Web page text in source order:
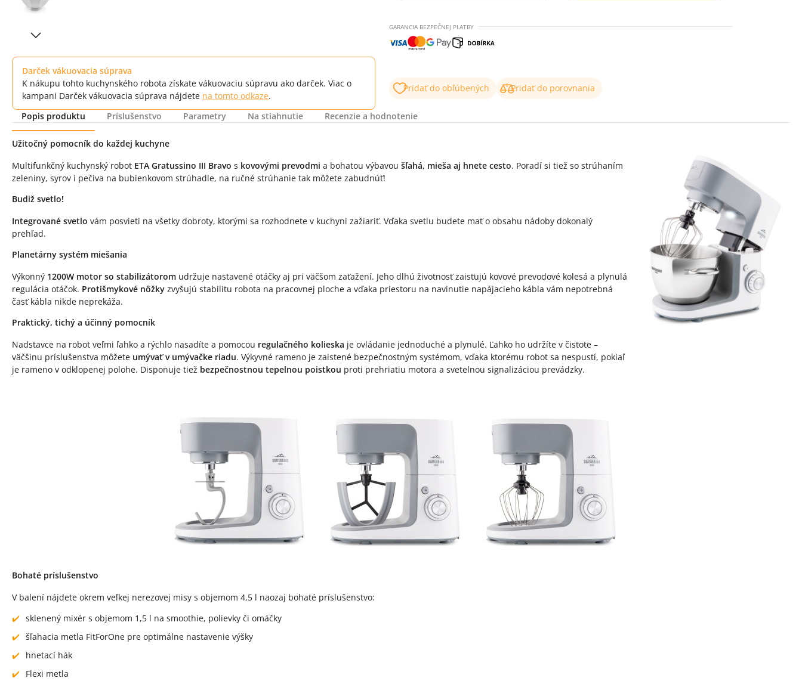
Darček vákuovacia súprava
K nákupu tohto kuchynského robota získate vákuovaciu súpravu ako darček. Viac o
kampani Darček vákuovacia súprava nájdete na tomto odkaze.
GARANCIA BEZPEČNEJ PLATBY
Pridať do obľúbených Pridať do porovnania
Popis produktu Príslušenstvo Parametry Na stiahnutie Recenzie a hodnotenie
Popis produktu
Užitočný pomocník do každej kuchyne
Multifunkčný kuchynský robot ETA Gratussino III Bravo s kovovými prevodmi a bohatou výbavou šľahá, mieša aj hnete cesto. Poradí si tiež so strúhaním
zeleniny, syrov i pečiva na bubienkovom strúhadle, na ručné strúhanie tak môžete zabudnúť!
Budiž svetlo!
Integrované svetlo vám posvieti na všetky dobroty, ktorými sa rozhodnete v kuchyni zažiariť. Vďaka svetlu budete mať o obsahu nádoby dokonalý
prehľad.
Planetárny systém miešania
Výkonný 1200W motor so stabilizátorom udržuje nastavené otáčky aj pri väčšom zaťažení. Jeho dlhú životnosť zaisťujú kovové prevodové kolesá a plynulá
regulácia otáčok. Protišmykové nôžky zvyšujú stabilitu robota na pracovnej ploche a vďaka priestoru na navinutie napájacieho kábla vám nepotrebná
časť kábla nikde neprekáža.
Praktický, tichý a účinný pomocník
Nadstavce na robot veľmi ľahko a rýchlo nasadíte a pomocou regulačného kolieska je ovládanie jednoduché a plynulé. Ľahko ho udržíte v čistote –
väčšinu príslušenstva môžete umývať v umývačke riadu. Výkyvné rameno je zaistené bezpečnostným systémom, vďaka ktorému robot sa nespustí, pokiaľ
je rameno v odklopenej polohe. Disponuje tiež bezpečnostnou tepelnou poistkou proti prehriatiu motora a svetelnou signalizáciou prevádzky.
Bohaté príslušenstvo
V balení nájdete okrem veľkej nerezovej misy s objemom 4,5 l naozaj bohaté príslušenstvo:
sklenený mixér s objemom 1,5 l na smoothie, polievky či omáčky
šľahacia metla FitForOne pre optimálne nastavenie výšky
hnetací hák
Flexi metla